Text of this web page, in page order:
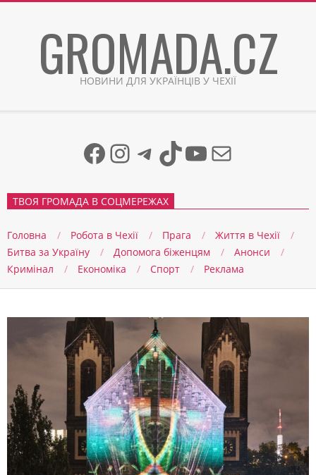
GROMADA.CZ
НОВИНИ ДЛЯ УКРАЇНЦІВ У ЧЕХІЇ
Facebook
Instagram
Telegram
TikTok
YouTube
Mail
ТВОЯ ГРОМАДА В СОЦМЕРЕЖАХ
Головна Робота в Чехії Прага
Життя в Чеxії
Битва за Україну
Допомога біженцям
Анонси
Кримінал
Економіка Спорт Реклама